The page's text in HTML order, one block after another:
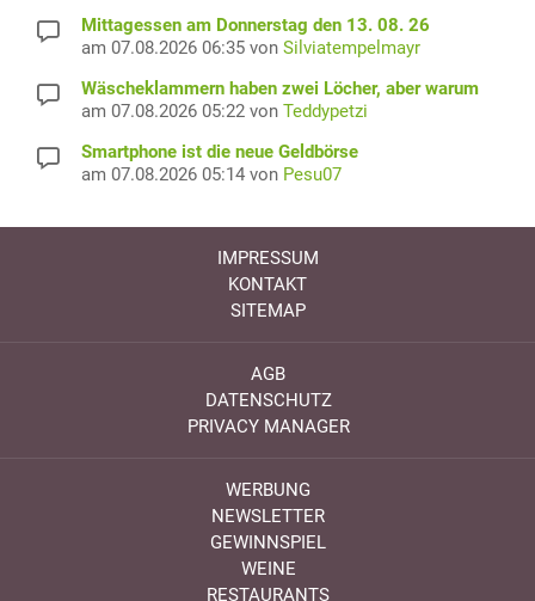
Mittagessen am Donnerstag den 13. 08. 26
am 07.08.2026 06:35 von Silviatempelmayr
Wäscheklammern haben zwei Löcher, aber warum
am 07.08.2026 05:22 von Teddypetzi
Smartphone ist die neue Geldbörse
am 07.08.2026 05:14 von Pesu07
IMPRESSUM
KONTAKT
SITEMAP
AGB
DATENSCHUTZ
PRIVACY MANAGER
WERBUNG
NEWSLETTER
GEWINNSPIEL
WEINE
RESTAURANTS